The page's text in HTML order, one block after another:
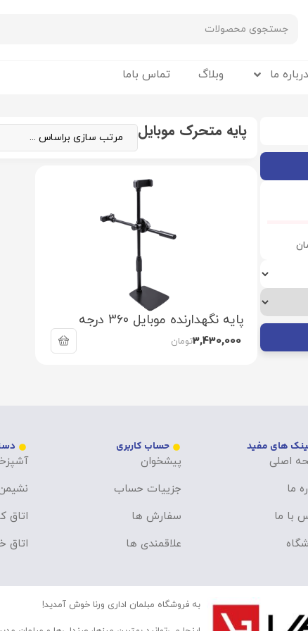
درباره ما وبلاگ تماس باما
پایه متحرک موبایل
پایه نگهدارنده موبایل 360 درجه
3,430,000تومان
های مفید
اصلی
ما
با ما
حساب کاربری
پیشخوان
جزییات حساب
سفارش ها
علاقمندی ها
اتاق
اتاق
به فروشگاه مبلمان اداری ورنا خوش آمدید!